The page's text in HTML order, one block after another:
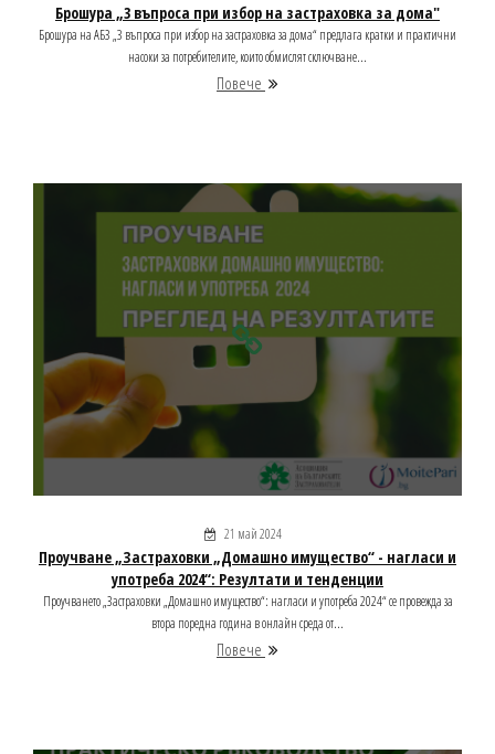
Брошура „3 въпроса при избор на застраховка за дома"
Брошура на АБЗ „3 въпроса при избор на застраховка за дома“ предлага кратки и практични
насоки за потребителите, които обмислят сключване...
Повече
21 май 2024
Проучване „Застраховки „Домашно имущество“ - нагласи и
употреба 2024“: Резултати и тенденции
Проучването „Застраховки „Домашно имущество“: нагласи и употреба 2024“ се провежда за
втора поредна година в онлайн среда от...
Повече